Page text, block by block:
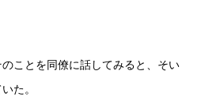
ことを同僚に話してみると、そい
た。